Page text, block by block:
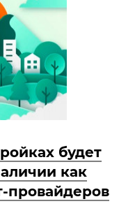
будет
как
провайдеров